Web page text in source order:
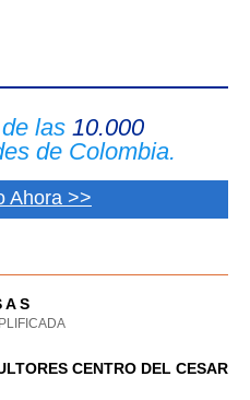
las 10.000
de Colombia.
Ahora >>
A S
CENTRO DEL CESAR